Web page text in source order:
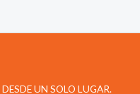
UN SOLO LUGAR.